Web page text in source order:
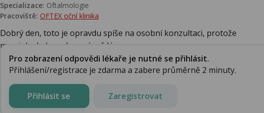
Specializace: Oftalmologie
Pracoviště: OFTEX oční klinika
Dobrý den, toto je opravdu spíše na osobní konzultaci, protože
maminka byla zcela správně lé...
Pro zobrazení odpovědi lékaře je nutné se přihlásit.
Přihlášení/registrace je zdarma a zabere průměrně 2 minuty.
Přihlásit se Zaregistrovat